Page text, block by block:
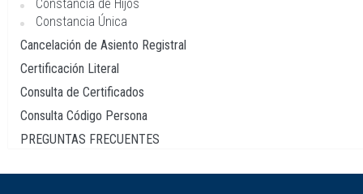
Constancia de Hijos
Constancia Única
Cancelación de Asiento Registral
Certificación Literal
Consulta de Certificados
Consulta Código Persona
PREGUNTAS FRECUENTES